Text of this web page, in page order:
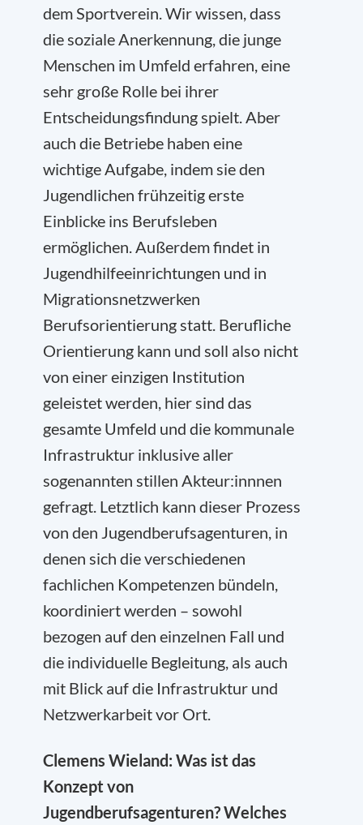
dem Sportverein. Wir wissen, dass
die soziale Anerkennung, die junge
Menschen im Umfeld erfahren, eine
sehr große Rolle bei ihrer
Entscheidungsfindung spielt. Aber
auch die Betriebe haben eine
wichtige Aufgabe, indem sie den
Jugendlichen frühzeitig erste
Einblicke ins Berufsleben
ermöglichen. Außerdem findet in
Jugendhilfeeinrichtungen und in
Migrationsnetzwerken
Berufsorientierung statt. Berufliche
Orientierung kann und soll also nicht
von einer einzigen Institution
geleistet werden, hier sind das
gesamte Umfeld und die kommunale
Infrastruktur inklusive aller
sogenannten stillen Akteur:innnen
gefragt. Letztlich kann dieser Prozess
von den Jugendberufsagenturen, in
denen sich die verschiedenen
fachlichen Kompetenzen bündeln,
koordiniert werden – sowohl
bezogen auf den einzelnen Fall und
die individuelle Begleitung, als auch
mit Blick auf die Infrastruktur und
Netzwerkarbeit vor Ort.
Clemens Wieland: Was ist das
Konzept von
Jugendberufsagenturen? Welches